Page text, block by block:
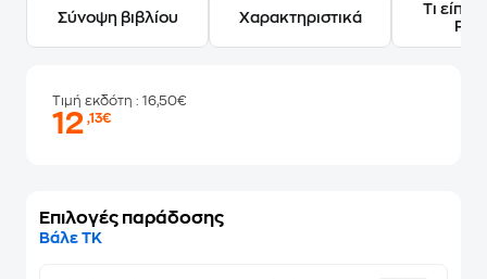
Σύνοψη βιβλίου Χαρακτηριστικά
Τι
Τιμή εκδότη : 16,50€
12,13€
Επιλογές παράδοσης
Βάλε ΤΚ